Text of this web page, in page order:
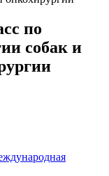
по
собак и